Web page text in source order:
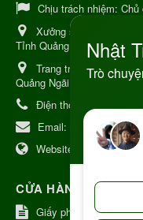
Chịu trách nhiệm: Chủ
Xưởng sản xuất:
Tỉnh Quảng Ngải
Trang trại Dược Liệu
Quảng Ngãi
Điện thoại:
Email:
Website:
https://
CỬA HÀNG GIỚI
Giấy phép số: 080-